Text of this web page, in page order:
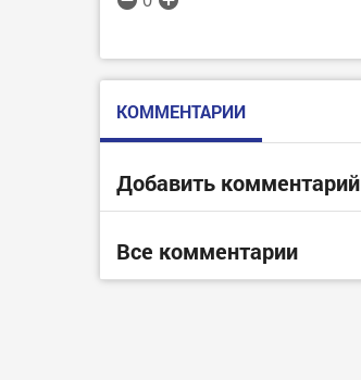
КОММЕНТАРИИ
Добавить комментарий
Все комментарии